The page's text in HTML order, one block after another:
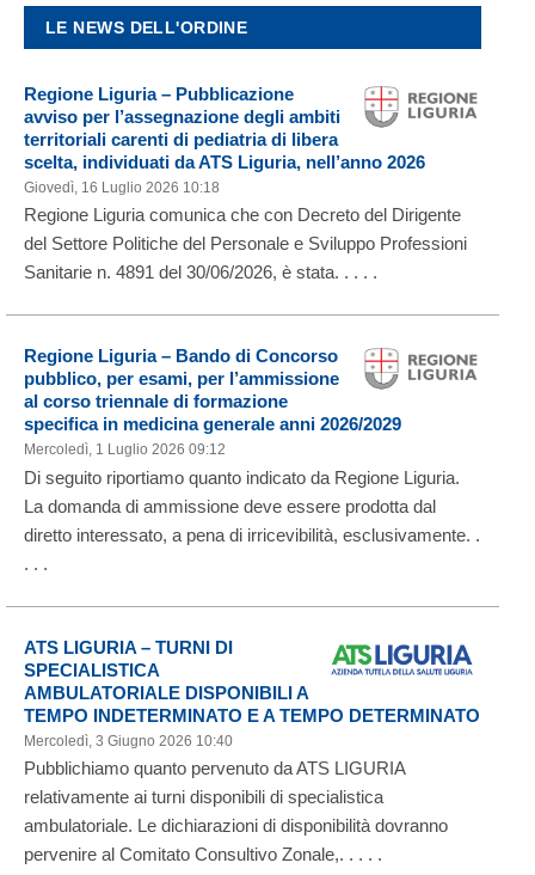
LE NEWS DELL'ORDINE
Regione Liguria – Pubblicazione
avviso per l’assegnazione degli ambiti
territoriali carenti di pediatria di libera
scelta, individuati da ATS Liguria, nell’anno 2026
Giovedì, 16 Luglio 2026 10:18
Regione Liguria comunica che con Decreto del Dirigente
del Settore Politiche del Personale e Sviluppo Professioni
Sanitarie n. 4891 del 30/06/2026, è stata. . . . .
Regione Liguria – Bando di Concorso
pubblico, per esami, per l’ammissione
al corso triennale di formazione
specifica in medicina generale anni 2026/2029
Mercoledì, 1 Luglio 2026 09:12
Di seguito riportiamo quanto indicato da Regione Liguria.
La domanda di ammissione deve essere prodotta dal
diretto interessato, a pena di irricevibilità, esclusivamente. .
. . .
ATS LIGURIA – TURNI DI
SPECIALISTICA
AMBULATORIALE DISPONIBILI A
TEMPO INDETERMINATO E A TEMPO DETERMINATO
Mercoledì, 3 Giugno 2026 10:40
Pubblichiamo quanto pervenuto da ATS LIGURIA
relativamente ai turni disponibili di specialistica
ambulatoriale. Le dichiarazioni di disponibilità dovranno
pervenire al Comitato Consultivo Zonale,. . . . .